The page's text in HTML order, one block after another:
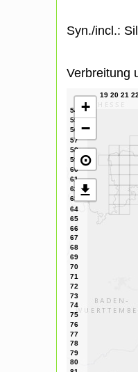
Syn./incl.:
Verbreitung
+
−
⊙